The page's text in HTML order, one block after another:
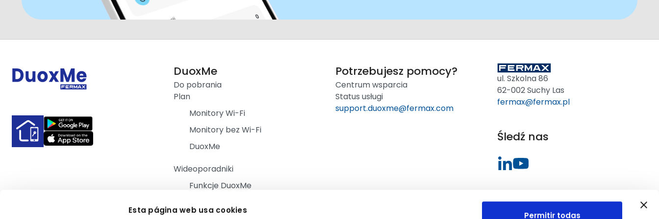
Esta página web usa cookies
Permitir todas
DuoxMe
Do pobrania
Plan
Monitory Wi-Fi
Monitory bez Wi-Fi
DuoxMe
Wideoporadniki
Funkcje DuoxMe
Potrzebujesz pomocy?
Centrum wsparcia
Status usługi
support.duoxme@fermax.com
ul. Szkolna 86
62-002 Suchy Las
fermax@fermax.pl
Śledź nas